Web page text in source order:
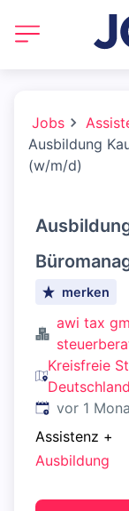
Jobs
Ausbildung
(w/m/d)
merken
awi tax
Kreisfreie
Deutschland
Veröffentlicht:
vor 1
Assistenz +
Ausbildung